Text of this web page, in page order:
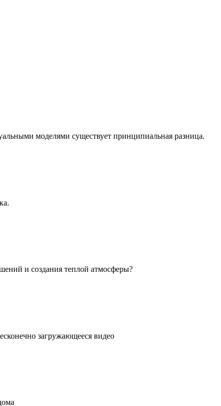
моделями существует принципиальная разница.
и создания теплой атмосферы?
загружающееся видео